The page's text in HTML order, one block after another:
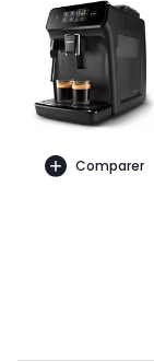
Comparer